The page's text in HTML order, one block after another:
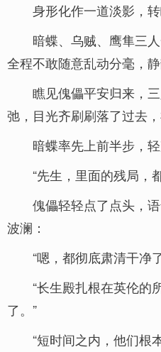
身形化作一道淡影，
暗蝶、乌贼、鹰隼三
全程不敢随意乱动分毫，静
瞧见傀儡平安归来，
弛，目光齐刷刷落了过去，
暗蝶率先上前半步，
“先生，里面的残局，
傀儡轻轻点了点头，
波澜：
“嗯，都彻底肃清干净
“长生殿扎根在英伦的
了。”
“短时间之内，他们根